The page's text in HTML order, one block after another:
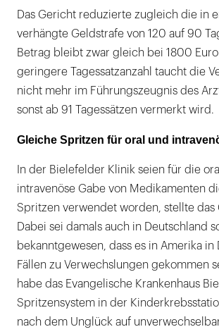
Das Gericht reduzierte zugleich die in
verhängte Geldstrafe von 120 auf 90
Betrag bleibt zwar gleich bei 1800
geringere Tagessatzanzahl taucht die
nicht mehr im Führungszeugnis des
sonst ab 91 Tagessätzen vermerkt wird.
Gleiche Spritzen für oral und
In der Bielefelder Klinik seien für die
intravenöse Gabe von Medikamenten
Spritzen verwendet worden, stellte das
Dabei sei damals auch in Deutschland
bekanntgewesen, dass es in Amerika in
Fällen zu Verwechslungen gekommen
habe das Evangelische Krankenhaus
Spritzensystem in der
nach dem Unglück auf